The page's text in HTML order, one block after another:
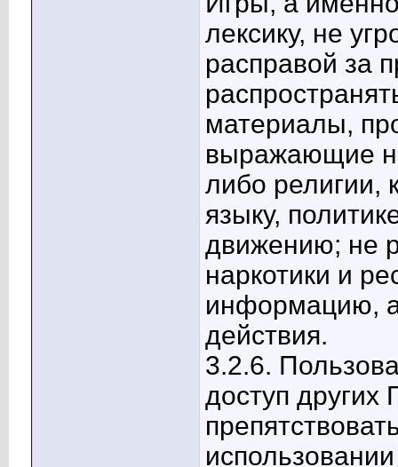
лексику, не
расправой за
материалы,
выражающие
либо религии,
языку,
движению; не
наркотики и
информацию,
действия.
3.2.6.
доступ других